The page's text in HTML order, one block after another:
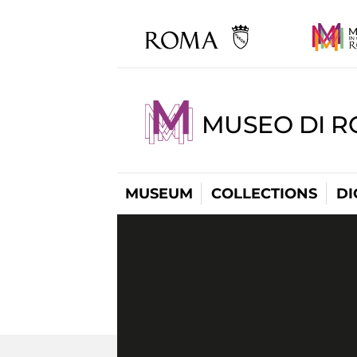
MUSEO DI
MUSEUM COLLECTIONS